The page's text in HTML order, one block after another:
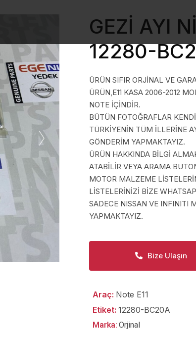
GEZİ AYI
12280-
ÜRÜN SIFIR ORJİNAL VE
ÜRÜN,E11 KASA 2006-2012
NOTE İÇİNDİR.
BÜTÜN FOTOĞRAFLAR
TÜRKİYENİN TÜM İLLERİNE
GÖNDERİM YAPMAKTAYIZ.
ÜRÜN HAKKINDA BİLGİ
ATABİLİR VEYA ARAMA
MOTOR MALZEME
LİSTELERİNİZİ BİZE
SADECE NISSAN VE INFINITI
YAPMAKTAYIZ.
Bize Ulaşın
Araç: Note E11
Etiket: 12280-BC20A
Marka: Orjinal